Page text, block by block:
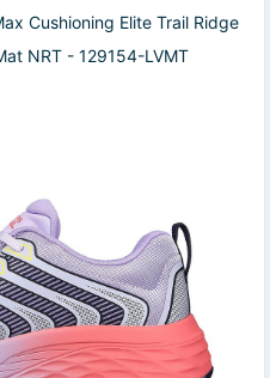
Cushioning Elite Trail Ridge
NRT - 129154-LVMT